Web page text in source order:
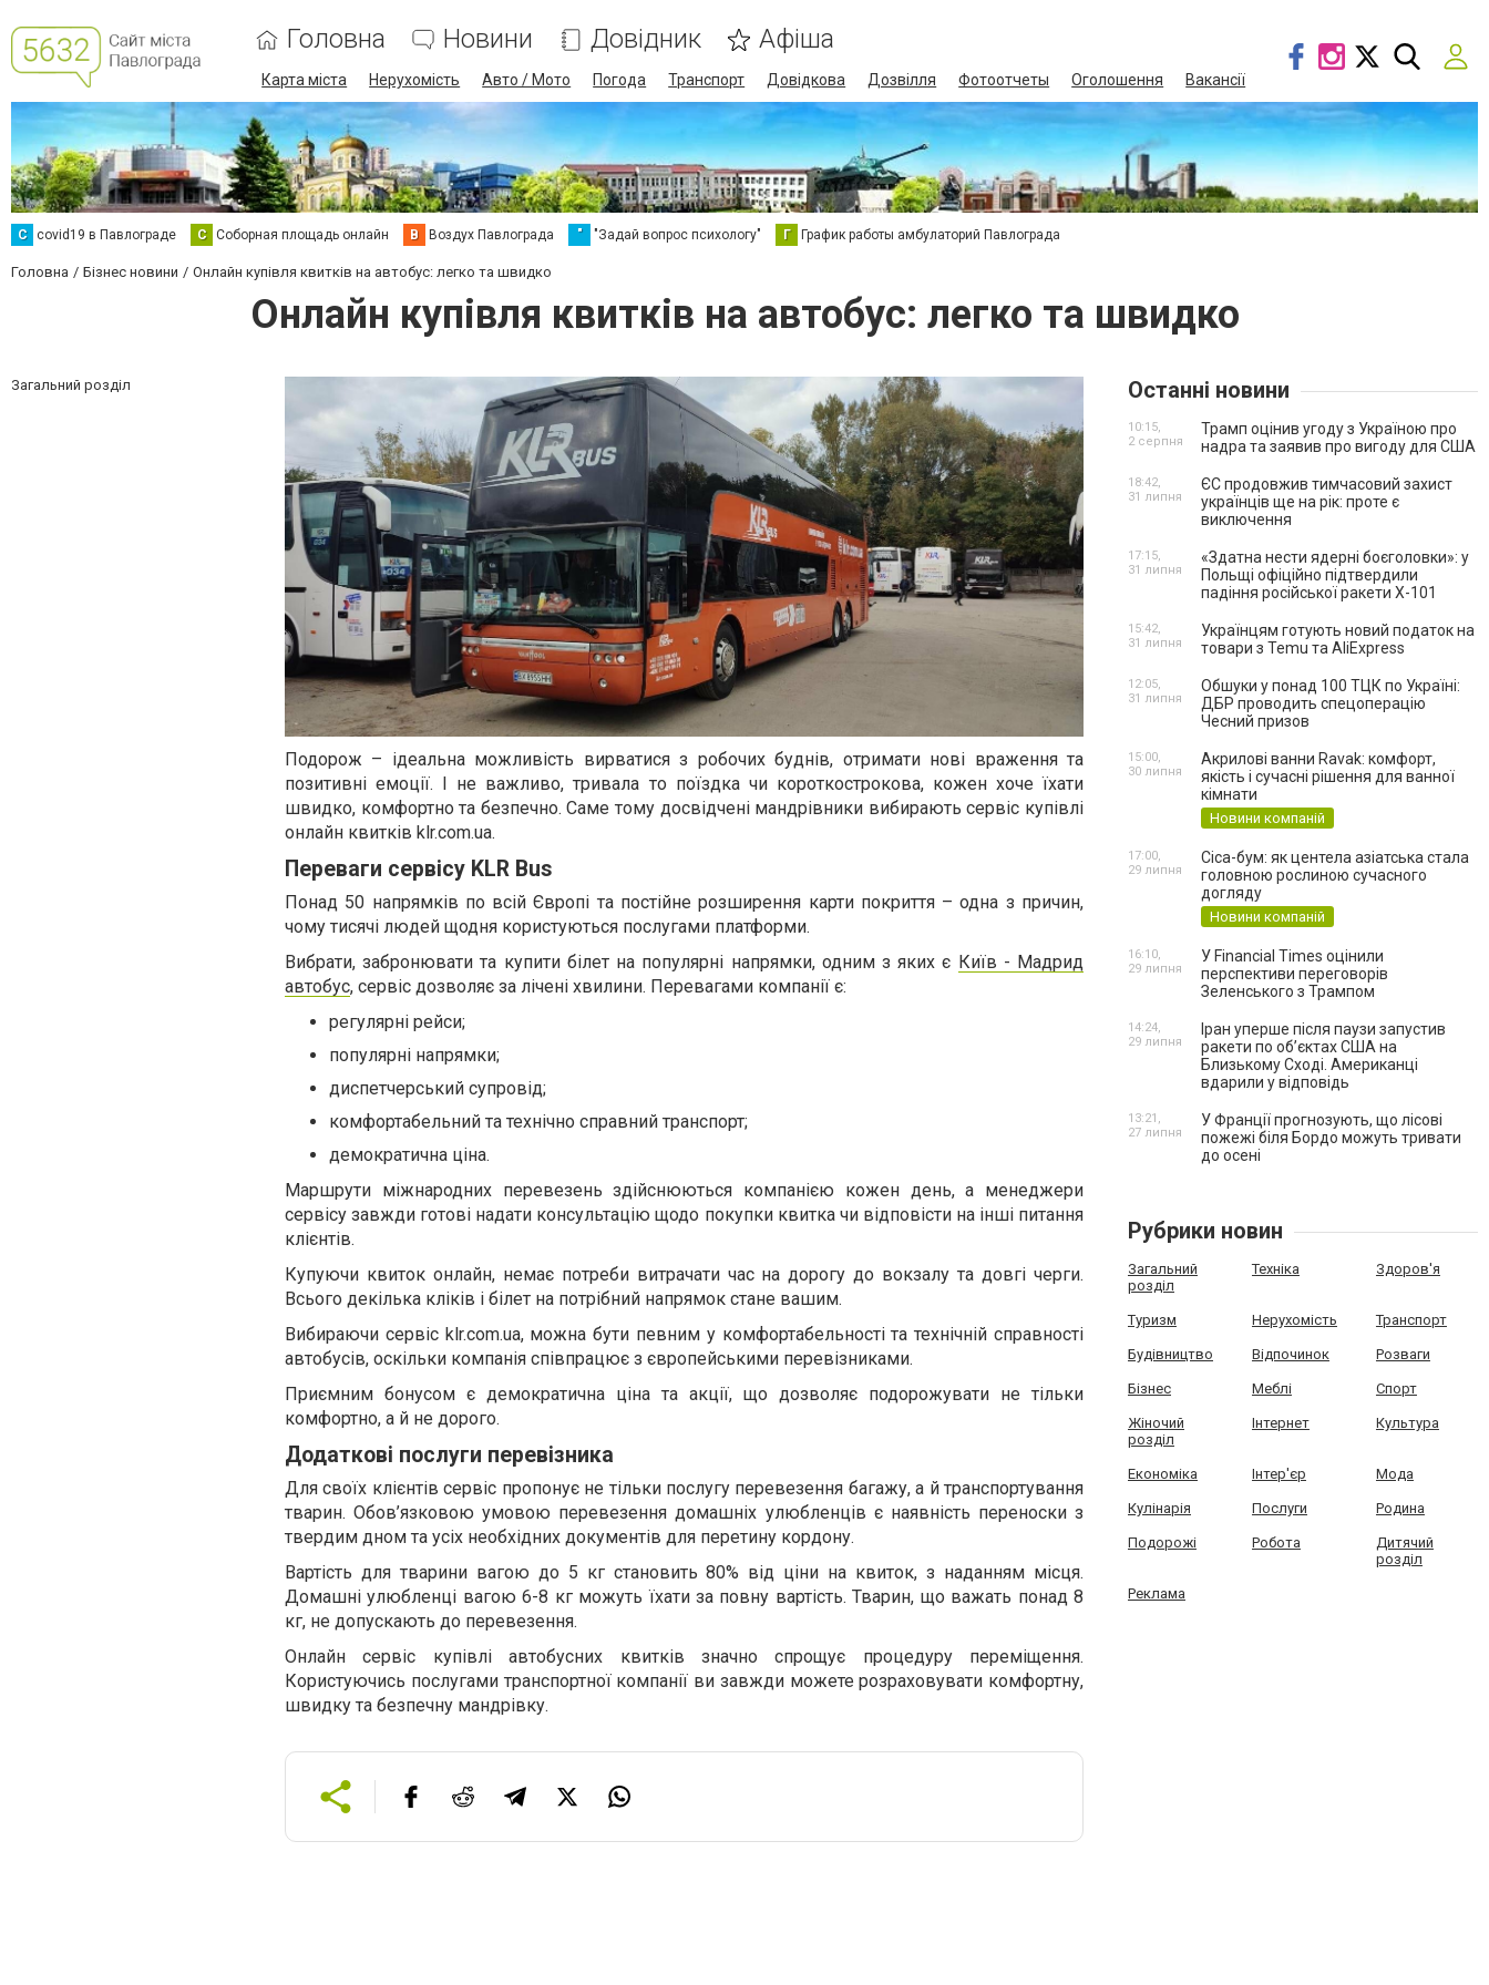
Головна Новини Довідник Афіша
Карта міста Нерухомість Авто / Мото Погода Транспорт Довідкова Дозвілля Фотоотчеты Оголошення Вакансії
C covid19 в Павлограде С Соборная площадь онлайн В Воздух Павлограда " "Задай вопрос психологу" Г График работы амбулаторий Павлограда
Головна Бізнес новини Онлайн купівля квитків на автобус: легко та швидко
Онлайн купівля квитків на автобус: легко та швидко
Загальний розділ
Подорож – ідеальна можливість вирватися з робочих буднів, отримати нові враження та
позитивні емоції. І не важливо, тривала то поїздка чи короткострокова, кожен хоче їхати
швидко, комфортно та безпечно. Саме тому досвідчені мандрівники вибирають сервіс купівлі
онлайн квитків klr.com.ua.
Переваги сервісу KLR Bus
Понад 50 напрямків по всій Європі та постійне розширення карти покриття – одна з причин,
чому тисячі людей щодня користуються послугами платформи.
Вибрати, забронювати та купити білет на популярні напрямки, одним з яких є Київ - Мадрид
автобус, сервіс дозволяє за лічені хвилини. Перевагами компанії є:
регулярні рейси;
популярні напрямки;
диспетчерський супровід;
комфортабельний та технічно справний транспорт;
демократична ціна.
Маршрути міжнародних перевезень здійснюються компанією кожен день, а менеджери
сервісу завжди готові надати консультацію щодо покупки квитка чи відповісти на інші питання
клієнтів.
Купуючи квиток онлайн, немає потреби витрачати час на дорогу до вокзалу та довгі черги.
Всього декілька кліків і білет на потрібний напрямок стане вашим.
Вибираючи сервіс klr.com.ua, можна бути певним у комфортабельності та технічній справності
автобусів, оскільки компанія співпрацює з європейськими перевізниками.
Приємним бонусом є демократична ціна та акції, що дозволяє подорожувати не тільки
комфортно, а й не дорого.
Додаткові послуги перевізника
Для своїх клієнтів сервіс пропонує не тільки послугу перевезення багажу, а й транспортування
тварин. Обов’язковою умовою перевезення домашніх улюбленців є наявність переноски з
твердим дном та усіх необхідних документів для перетину кордону.
Вартість для тварини вагою до 5 кг становить 80% від ціни на квиток, з наданням місця.
Домашні улюбленці вагою 6-8 кг можуть їхати за повну вартість. Тварин, що важать понад 8
кг, не допускають до перевезення.
Онлайн сервіс купівлі автобусних квитків значно спрощує процедуру переміщення.
Користуючись послугами транспортної компанії ви завжди можете розраховувати комфортну,
швидку та безпечну мандрівку.
Останні новини
Трамп оцінив угоду з Україною про
надра та заявив про вигоду для США
10:15,
2 серпня
ЄС продовжив тимчасовий захист
українців ще на рік: проте є
виключення
18:42,
31 липня
«Здатна нести ядерні боєголовки»: у
Польщі офіційно підтвердили
падіння російської ракети Х-101
17:15,
31 липня
Українцям готують новий податок на
товари з Temu та AliExpress
15:42,
31 липня
Обшуки у понад 100 ТЦК по Україні:
ДБР проводить спецоперацію
Чесний призов
12:05,
31 липня
Акрилові ванни Ravak: комфорт,
якість і сучасні рішення для ванної
кімнати
Новини компаній
15:00,
30 липня
Cica-бум: як центела азіатська стала
головною рослиною сучасного
догляду
Новини компаній
17:00,
29 липня
У Financial Times оцінили
перспективи переговорів
Зеленського з Трампом
16:10,
29 липня
Іран уперше після паузи запустив
ракети по обʼєктах США на
Близькому Сході. Американці
вдарили у відповідь
14:24,
29 липня
У Франції прогнозують, що лісові
пожежі біля Бордо можуть тривати
до осені
13:21,
27 липня
Рубрики новин
Загальний
розділ
Техніка Здоров'я
Туризм Нерухомість Транспорт
Будівництво Відпочинок Розваги
Бізнес Меблі Спорт
Жіночий
розділ
Інтернет Культура
Економіка Інтер'єр Мода
Кулінарія Послуги Родина
Подорожі Робота
Дитячий
розділ
Реклама